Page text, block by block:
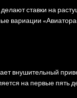
ставки на
вариации
внушительный
на первые пять